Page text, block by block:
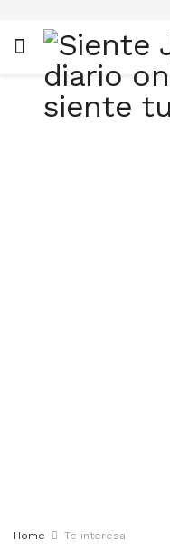
Home Te interesa